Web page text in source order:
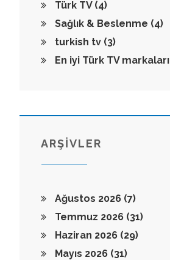
Türk TV (4)
Sağlık & Beslenme (4)
turkish tv (3)
En iyi Türk TV markaları
ARŞİVLER
Ağustos 2026 (7)
Temmuz 2026 (31)
Haziran 2026 (29)
Mayıs 2026 (31)